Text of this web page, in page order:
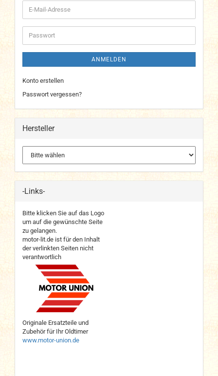
E-
Mail-
Adresse
Passwort
ANMELDEN
Konto erstellen
Passwort vergessen?
Hersteller
-Links-
Bitte klicken Sie auf das Logo
um auf die gewünschte Seite
zu gelangen.
motor-lit.de ist für den Inhalt
der verlinkten Seiten nicht
verantwortlich
Originale Ersatzteile und
Zubehör für Ihr Oldtimer
www.motor-union.de